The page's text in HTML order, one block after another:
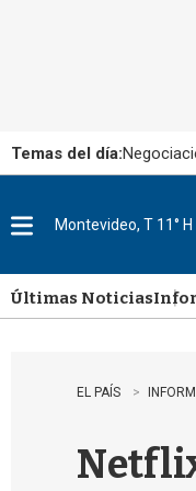
Temas del día:
u
Montevideo, T 11° H
Últimas Noticias
EL PAÍS